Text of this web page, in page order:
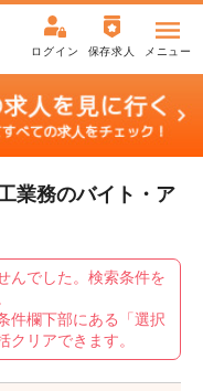
ログイン 保存求人 メニュー
業務のバイト・ア
んでした。検索条件を
件欄下部にある「選択
リアできます。